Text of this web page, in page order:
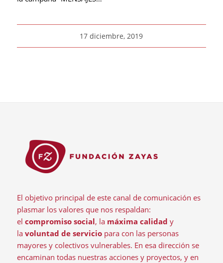
17 diciembre, 2019
El objetivo principal de este canal de comunicación es
plasmar los valores que nos respaldan:
el compromiso social, la máxima calidad y
la voluntad de serviciopara con las personas
mayores y colectivos vulnerables. En esa dirección se
encaminan todas nuestras acciones y proyectos, y en